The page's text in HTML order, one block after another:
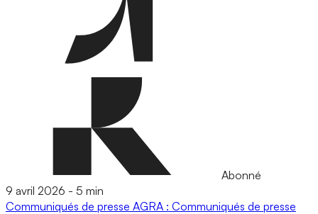
Abonné
9 avril 2026 - 5 min
Communiqués de presse AGRA : Communiqués de presse